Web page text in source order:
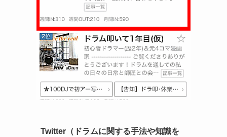
Twitter（ドラムに関する手法や知識を